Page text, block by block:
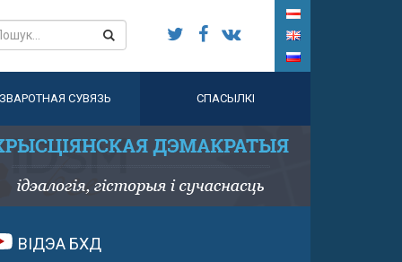
ЗВАРОТНАЯ СУВЯЗЬ СПАСЫЛКІ
ВІДЭА БХД